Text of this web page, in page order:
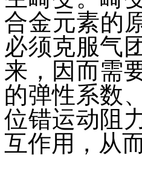
合金元素的
必须克服气
来，因而需
的弹性系数
位错运动阻
互作用，从